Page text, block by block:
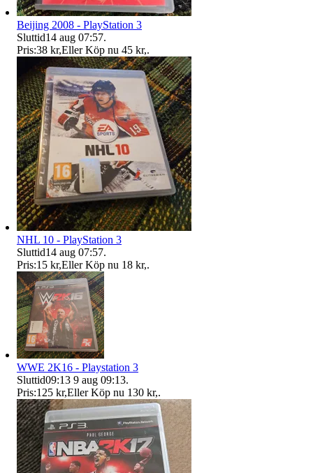
Beijing 2008 - PlayStation 3
Sluttid14 aug 07:57.
Pris:38 kr,Eller Köp nu 45 kr,.
NHL 10 - PlayStation 3
Sluttid14 aug 07:57.
Pris:15 kr,Eller Köp nu 18 kr,.
WWE 2K16 - Playstation 3
Sluttid09:13 9 aug 09:13.
Pris:125 kr,Eller Köp nu 130 kr,.